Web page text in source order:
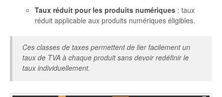
Taux réduit pour les produits numériques : taux
réduit applicable aux produits numériques éligibles.
Ces classes de taxes permettent de lier facilement un
taux de TVA à chaque produit sans devoir redéfinir le
taux individuellement.